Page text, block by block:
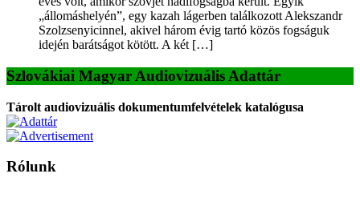
„állomáshelyén”, egy kazah lágerben találkozott Alekszandr
Szolzsenyicinnel, akivel három évig tartó közös fogságuk
idején barátságot kötött. A két […]
Szlovákiai Magyar Audiovizuális Adattár
Tárolt audiovizuális dokumentumfelvételek katalógusa
Rólunk